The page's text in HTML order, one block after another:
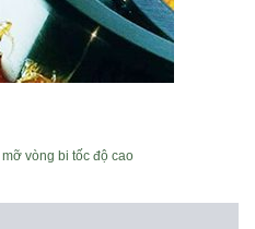
mỡ vòng bi tốc độ cao